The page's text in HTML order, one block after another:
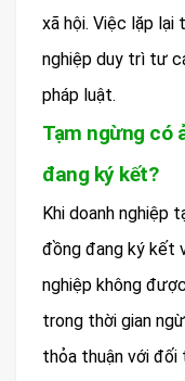
xã hội. Việc lặp lại
nghiệp duy trì tư
pháp luật.
Tạm ngừng có
đang ký kết?
Khi doanh nghiệp
đồng đang ký kết
nghiệp không
trong thời gian
thỏa thuận với đối